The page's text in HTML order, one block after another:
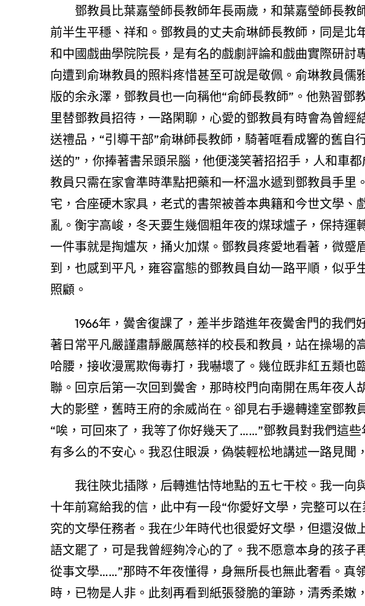
鄧教員比葉嘉瑩師長教師年長兩歲，和葉嘉瑩師長教
前半生平穩、祥和。鄧教員的丈夫俞琳師長教師，同是北
和中國戲曲學院院長，是有名的戲劇評論和戲曲實際研討
向遭到俞琳教員的照料疼惜甚至可說是敬佩。俞琳教員儒
版的余永澤，鄧教員也一向稱他“俞師長教師”。他熟習鄧
里替鄧教員招待，一路閑聊，心愛的鄧教員有時會為曾經
送禮品，“引導干部”俞琳師長教師，騎著哐看成響的舊自
送的”，你捧著書呆頭呆腦，他便淺笑著招招手，人和車
教員只需在家會準時準點把藥和一杯溫水遞到鄧教員手里
宅，合座硬木家具，老式的書架被善本典籍和今世文學、
亂。衡宇高峻，冬天要生幾個粗年夜的煤球爐子，保持運
一件事就是掏爐灰，捅火加煤。鄧教員疼愛地看著，微蹙
到，也感到平凡，雍容富態的鄧教員自幼一路平順，似乎
照顧。
1966年，黌舍復課了，差半步踏進年夜黌舍門的我們
著日常平凡嚴謹肅靜嚴厲慈祥的校長和教員，站在操場的
哈腰，接收漫罵欺侮毒打，我嚇壞了。幾位既非紅五類也
聯。回京后第一次回到黌舍，那時校門向南開在馬年夜人
大的影壁，舊時王府的余威尚在。卻見右手邊轉達室鄧教
“唉，可回來了，我等了你好幾天了……”鄧教員對我們這
有多么的不安心。我忍住眼淚，偽裝輕松地講述一路見聞
我往陜北插隊，后轉進怙恃地點的五七干校。我一向
十年前寫給我的信，此中有一段“你愛好文學，完整可以
究的文學任務者。我在少年時代也很愛好文學，但還沒做
語文罷了，可是我曾經夠冷心的了。我不愿意本身的孩子
從事文學……”那時不年夜懂得，身無所長也無此奢看。真
時，已物是人非。此刻再看到紙張發脆的筆跡，清秀柔嫩